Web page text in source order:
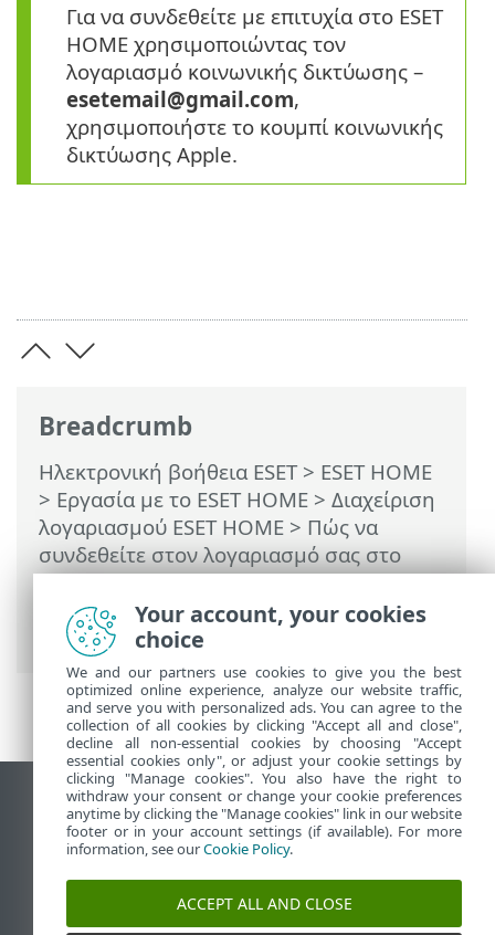
Breadcrumb
Ηλεκτρονική βοήθεια ESET> ESET HOME
> Εργασία με το ESET HOME > Διαχείριση
λογαριασμού ESET HOME > Πώς να
συνδεθείτε στον λογαριασμό σας στο
ESET HOME>Σύνδεση μέσω> Αποτυχία
σύνδεσης με μέσα κοινωνικής δικτύωσης
- η διεύθυνση email χρησιμοποιείται ήδη
Για να συνδεθείτε με επιτυχία στο ESET
HOME χρησιμοποιώντας τον
λογαριασμό κοινωνικής δικτύωσης –
esetemail@gmail.com,
χρησιμοποιήστε το κουμπί κοινωνικής
δικτύωσης Apple.
Προβολή ιστότοπου επιφάνειας εργασίας
End of Life
Γνωσιακή βάση ESET
Ομάδα συζήτησης ESET
ESET Status Portal
Your account, your cookies
choice
We and our partners use cookies to give you the best
optimized online experience, analyze our website traffic,
and serve you with personalized ads. You can agree to the
collection of all cookies by clicking "Accept all and close",
decline all non-essential cookies by choosing "Accept
essential cookies only", or adjust your cookie settings by
clicking "Manage cookies". You also have the right to
withdraw your consent or change your cookie preferences
anytime by clicking the "Manage cookies" link in our website
footer or in your account settings (if available). For more
information, see ourCookie Policy.
ACCEPT ALL AND CLOSE